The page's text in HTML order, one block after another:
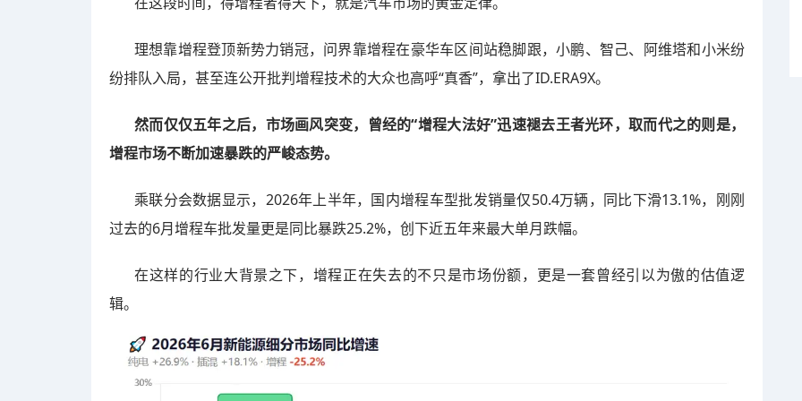
理想靠增程登顶新势力销冠，问界靠增程在豪华车区间站稳脚跟，小鹏、智己、阿维塔和小米纷
纷排队入局，甚至连公开批判增程技术的大众也高呼“真香”，拿出了ID.ERA9X。
然而仅仅五年之后，市场画风突变，曾经的“增程大法好”迅速褪去王者光环，取而代之的则是，
增程市场不断加速暴跌的严峻态势。
乘联分会数据显示，2026年上半年，国内增程车型批发销量仅50.4万辆，同比下滑13.1%，刚刚
过去的6月增程车批发量更是同比暴跌25.2%，创下近五年来最大单月跌幅。
在这样的行业大背景之下，增程正在失去的不只是市场份额，更是一套曾经引以为傲的估值逻
辑。